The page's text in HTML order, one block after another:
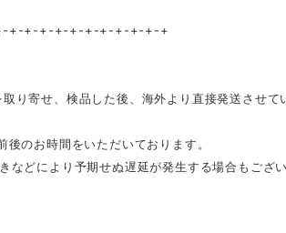
+-+-+-+-+-+-+-+-+-+-+
り寄せ、検品した後、海外より直接発送させ
後のお時間をいただいております。
などにより予期せぬ遅延が発生する場合もござ